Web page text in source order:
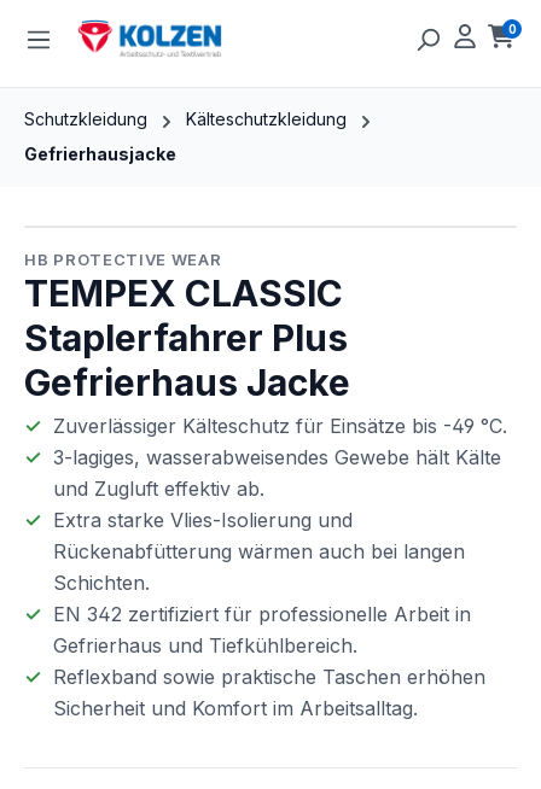
Zum Hauptinhalt springen 0
Schutzkleidung
Kälteschutzkleidung
Gefrierhausjacke
HB PROTECTIVE WEAR
TEMPEX CLASSIC
Staplerfahrer Plus
Gefrierhaus Jacke
Zuverlässiger Kälteschutz für Einsätze bis -49 °C.
3-lagiges, wasserabweisendes Gewebe hält Kälte
und Zugluft effektiv ab.
Extra starke Vlies-Isolierung und
Rückenabfütterung wärmen auch bei langen
Schichten.
EN 342 zertifiziert für professionelle Arbeit in
Gefrierhaus und Tiefkühlbereich.
Reflexband sowie praktische Taschen erhöhen
Sicherheit und Komfort im Arbeitsalltag.